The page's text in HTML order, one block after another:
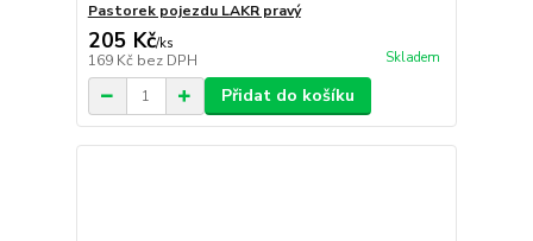
Pastorek pojezdu LAKR pravý
205 Kč/ks
169 Kč bez DPH Skladem
Přidat do košíku